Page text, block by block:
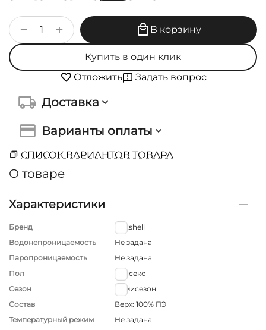
+
− В корзину
Купить в один клик
Отложить
Задать вопрос
Доставка
Варианты оплаты
СПИСОК ВАРИАНТОВ ТОВАРА
О товаре
Характеристики
Бренд
Softshell
Водонепроницаемость
Не задана
Паропроницаемость
Не задана
Пол
Унисекс
Сезон
Демисезон
Состав
Верх: 100% ПЭ
Температурный режим
Не задана